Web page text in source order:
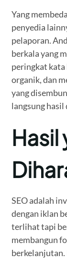
Yang
penyedia
pelaporan.
berkala yang
peringkat
organik, dan
yang
langsung hasil
Hasil
SEO adalah
dengan iklan
terlihat tapi
membangun
berkelanjutan.